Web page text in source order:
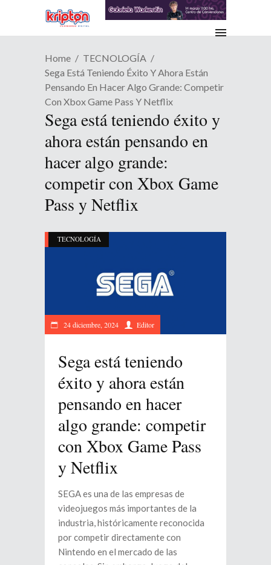
Home
TECNOLOGÍA
Sega Está Teniendo Éxito Y Ahora Están
Pensando En Hacer Algo Grande: Competir
Con Xbox Game Pass Y Netflix
Sega está teniendo éxito y
ahora están pensando en
hacer algo grande:
competir con Xbox Game
Pass y Netflix
TECNOLOGÍA
24 diciembre, 2024 Editor
Sega está teniendo
éxito y ahora están
pensando en hacer
algo grande: competir
con Xbox Game Pass
y Netflix
SEGA es una de las empresas de
videojuegos más importantes de la
industria, históricamente reconocida
por competir directamente con
Nintendo en el mercado de las